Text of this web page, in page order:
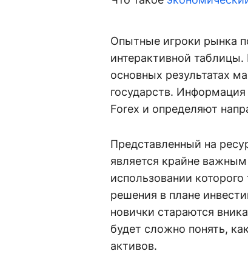
Опытные игроки рынка
интерактивной
основных результатах
государств.
Forex и определяют
Представленный на
является крайне
использовании
решения в плане
новички стараются
будет сложно понять,
активов.